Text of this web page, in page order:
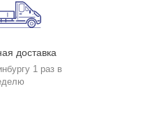
доставка
1 раз в